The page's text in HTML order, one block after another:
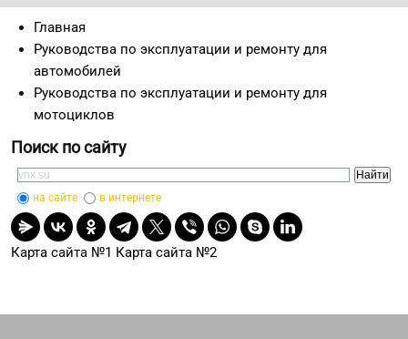
Главная
Руководства по эксплуатации и ремонту для
автомобилей
Руководства по эксплуатации и ремонту для
мотоциклов
Поиск по сайту
на сайте в интернете
Карта сайта №1 Карта сайта №2